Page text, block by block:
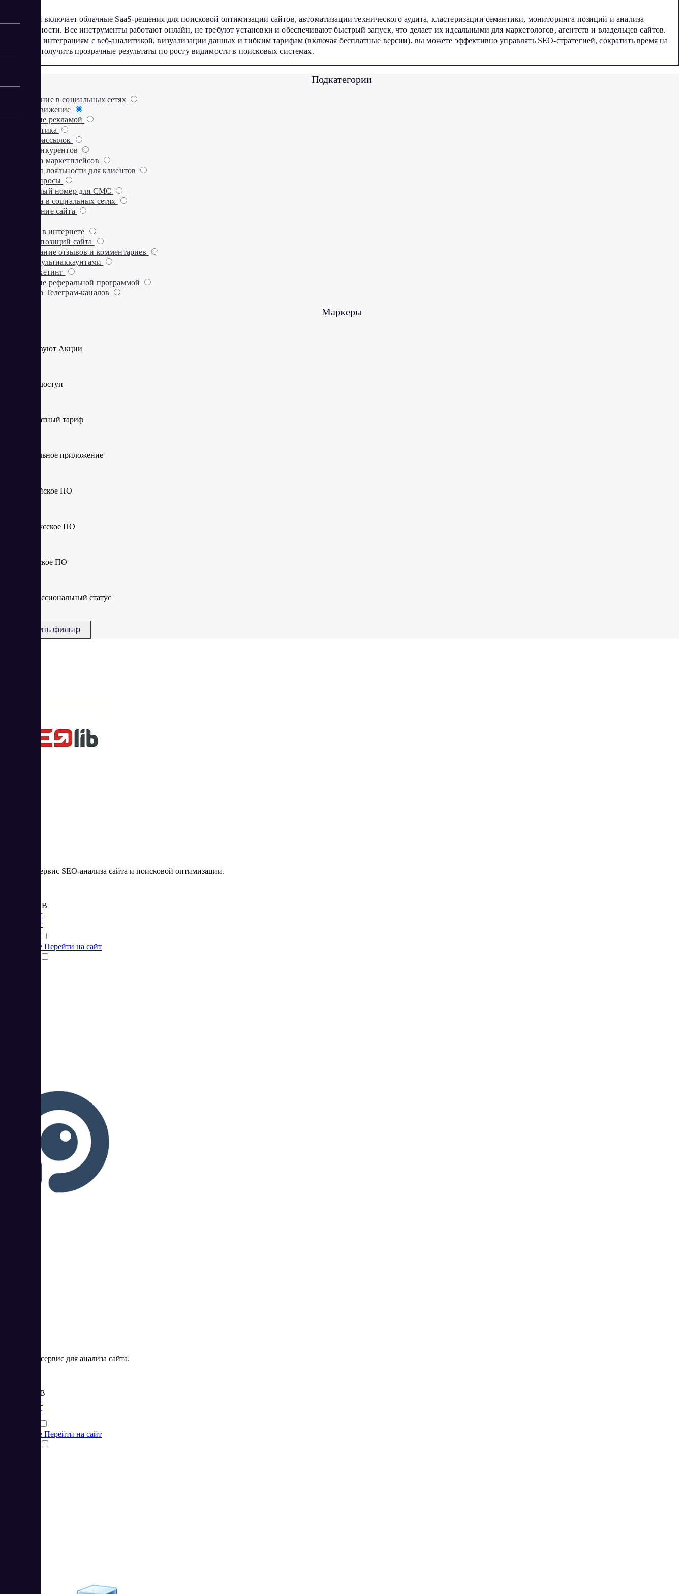
Категория включает облачные SaaS-решения для поисковой оптимизации сайтов, автоматизации технического аудита, кластеризации семантики, мониторинга позиций и анализа
эффективности. Все инструменты работают онлайн, не требуют установки и обеспечивают быстрый запуск, что делает их идеальными для маркетологов, агентств и владельцев сайтов.
Благодаря интеграциям с веб-аналитикой, визуализации данных и гибким тарифам (включая бесплатные версии), вы можете эффективно управлять SEO-стратегией, сократить время на
рутину и получить прозрачные результаты по росту видимости в поисковых системах.
Подкатегории
Продвижение в социальных сетях
SEO-продвижение
Управление рекламой
Веб-аналитика
Сервисы рассылок
Анализ конкурентов
Аналитика маркетплейсов
Программа лояльности для клиентов
Онлайн-опросы
Виртуальный номер для СМС
Аналитика в социальных сетях
Продвижение сайта
Заработок в интернете
Проверка позиций сайта
Отслеживание отзывов и комментариев
Работа с мультиаккаунтами
Email-маркетинг
Управление реферальной программой
Аналитика Телеграм-каналов
Маркеры
Действуют Акции
Демо-доступ
Бесплатный тариф
Мобильное приложение
Российское ПО
Белорусское ПО
Казахское ПО
Профессиональный статус
Сбросить фильтр
SEOlib – сервис SEO-анализа сайта и поисковой оптимизации.
от 0.04 RUB
Маркетинг
Маркетинг
Подробнее Перейти на сайт
Topvisor – сервис для анализа сайта.
от 999 RUB
Маркетинг
Маркетинг
Подробнее Перейти на сайт